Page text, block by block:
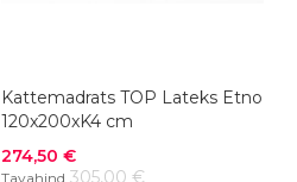
Kattemadrats TOP Lateks Etno
120x200xK4 cm
Soodushind
274,50 €
Tavahind 305,00 €